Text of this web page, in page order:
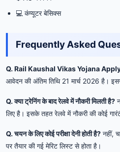
💻 कंप्यूटर बेसिक्स
Frequently Asked
Q. Rail Kaushal Vikas Yojana Apply
आवेदन की अंतिम तिथि 21 मार्च 2026 है।
Q. क्या ट्रेनिंग के बाद रेलवे में नौकरी मिलती है?
लिए है। इसके तहत रेलवे में नौकरी की कोई
Q. चयन के लिए कोई परीक्षा देनी होती है? नहीं,
पर तैयार की गई मेरिट लिस्ट से होता है।